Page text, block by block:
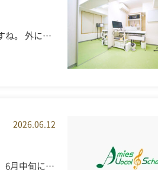
ね。 外に…
2026.06.12
6月中旬に…